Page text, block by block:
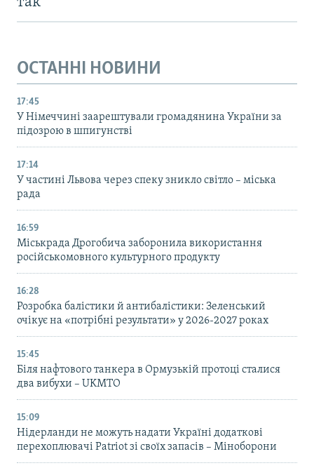
ОСТАННІ НОВИНИ
17:45
У Німеччині заарештували громадянина України за
підозрою в шпигунстві
17:14
У частині Львова через спеку зникло світло – міська
рада
16:59
Міськрада Дрогобича заборонила використання
російськомовного культурного продукту
16:28
Розробка балістики й антибалістики: Зеленський
очікує на «потрібні результати» у 2026-2027 роках
15:45
Біля нафтового танкера в Ормузькій протоці сталися
два вибухи – UKMTO
15:09
Нідерланди не можуть надати Україні додаткові
перехоплювачі Patriot зі своїх запасів – Міноборони